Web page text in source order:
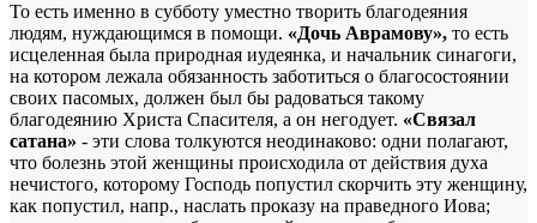
То есть именно в субботу уместно творить благодеяния
людям, нуждающимся в помощи. «Дочь Аврамову», то есть
исцеленная была природная иудеянка, и начальник синагоги,
на котором лежала обязанность заботиться о благосостоянии
своих пасомых, должен был бы радоваться такому
благодеянию Христа Спасителя, а он негодует. «Связал
сатана» - эти слова толкуются неодинаково: одни полагают,
что болезнь этой женщины происходила от действия духа
нечистого, которому Господь попустил скорчить эту женщину,
как попустил, напр., наслать проказу на праведного Иова;